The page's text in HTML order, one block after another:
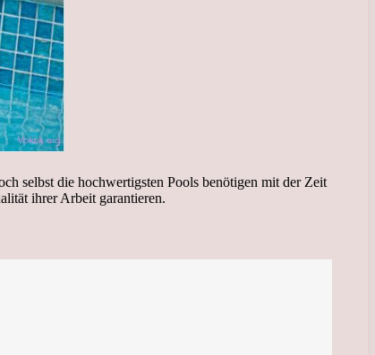
selbst die hochwertigsten Pools benötigen mit der Zeit
ihrer Arbeit garantieren.